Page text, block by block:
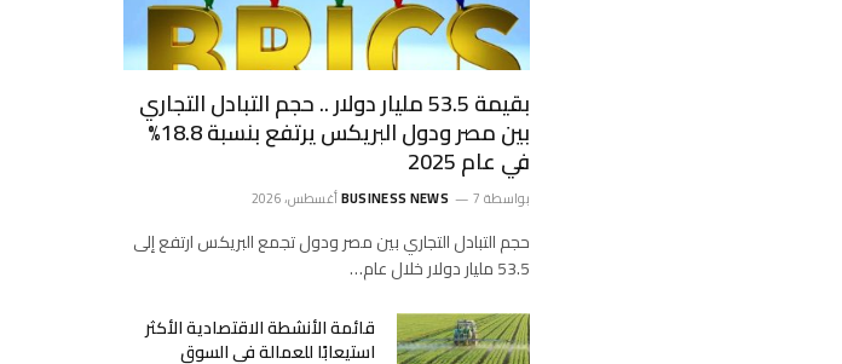
بقيمة 53.5 مليار دولار .. حجم التبادل التجاري
بين مصر ودول البريكس يرتفع بنسبة 18.8%
في عام 2025
بواسطة BUSINESS NEWS 7 أغسطس، 2026
حجم التبادل التجاري بين مصر ودول تجمع البريكس ارتفع إلى
53.5 مليار دولار خلال عام…
قائمة الأنشطة الاقتصادية الأكثر
استيعابًا للعمالة في السوق